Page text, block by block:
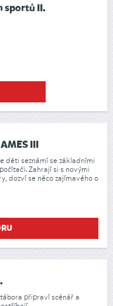
sportů II.
III
děti seznámí se základními
Zahrají si s novými
dozví se něco zajímavého o
připraví scénář a